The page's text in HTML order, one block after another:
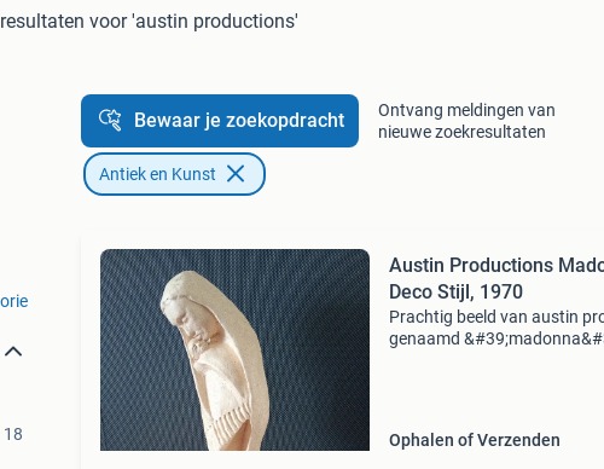
voor 'austin productions'
18
Bewaar je zoekopdracht
Ontvang meldingen van
nieuwe zoekresultaten
Antiek en Kunst
Austin Productions
Deco Stijl, 1970
Prachtig beeld van austin
genaamd
Ophalen of Verzenden